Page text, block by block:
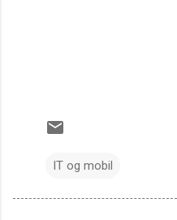
IT og mobil